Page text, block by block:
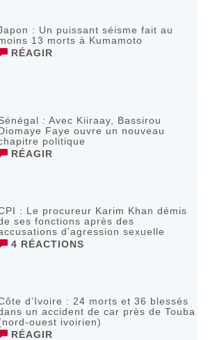
: Un puissant séisme fait au
13 morts à Kumamoto
RÉAGIR
: Avec Kiiraay, Bassirou
Faye ouvre un nouveau
politique
RÉAGIR
: Le procureur Karim Khan démis
ses fonctions après des
d’agression sexuelle
4 RÉACTIONS
d’Ivoire : 24 morts et 36 blessés
un accident de car près de Touba
ouest ivoirien)
RÉAGIR